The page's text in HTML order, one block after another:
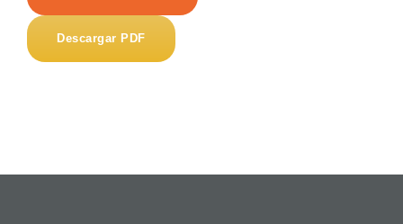
Descargar PDF